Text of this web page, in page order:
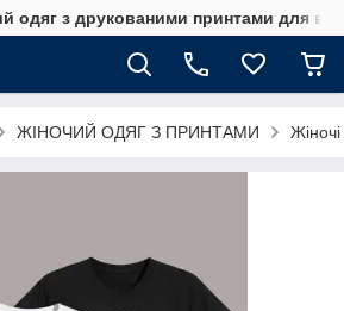
одяг з друкованими принтами для
ЖІНОЧИЙ ОДЯГ З ПРИНТАМИ